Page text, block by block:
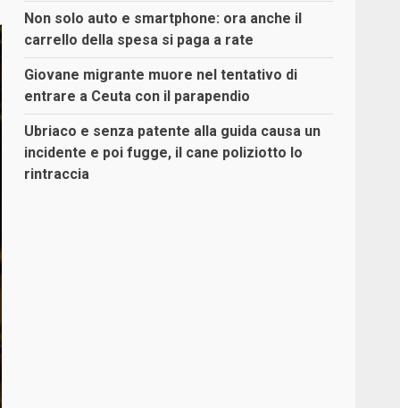
Non solo auto e smartphone: ora anche il
carrello della spesa si paga a rate
Giovane migrante muore nel tentativo di
entrare a Ceuta con il parapendio
Ubriaco e senza patente alla guida causa un
incidente e poi fugge, il cane poliziotto lo
rintraccia